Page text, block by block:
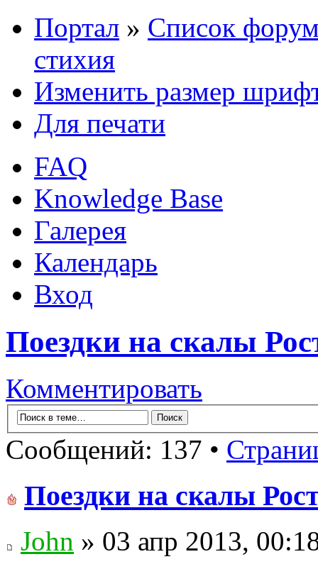
Портал » Список
стихия
Изменить размер
Для печати
FAQ
Knowledge Base
Галерея
Календарь
Вход
Поездки на скалы
Комментировать
Сообщений: 137 •
Поездки на скалы
John » 03 апр 2013,